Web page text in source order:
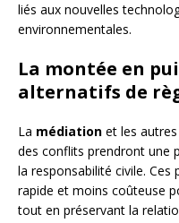
liés aux nouvelles
environnementales.
La montée en
alternatifs de
La médiation et les
des conflits prendront une
la responsabilité civile.
rapide et moins coûteuse
tout en préservant la